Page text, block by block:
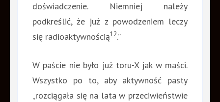
doświadczenie. Niemniej należy
podkreślić, że już z powodzeniem leczy
się radioaktywnością12.”
W paście nie było już toru-X jak w maści.
Wszystko po to, aby aktywność pasty
„rozciągała się na lata w przeciwieństwie